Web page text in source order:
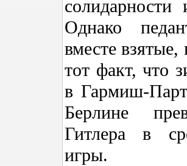
Однако
вместе взятые,
тот факт, что
в Гармиш-
Берлине
Гитлера в
игры.